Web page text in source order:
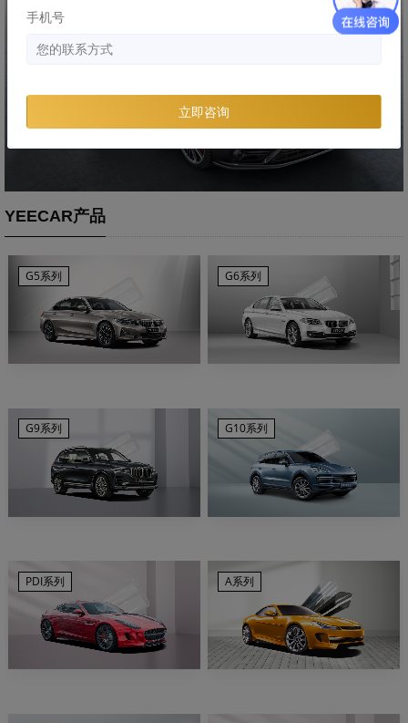
YEECAR产品
G5系列 G6系列
G9系列 G10系列
PDI系列 A系列
手机号
立即咨询